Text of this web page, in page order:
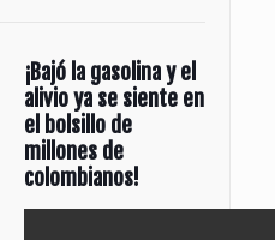
¡Bajó la gasolina y el
alivio ya se siente en
el bolsillo de
millones de
colombianos!